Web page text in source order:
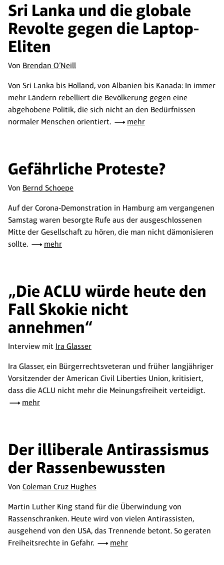
Sri Lanka und die globale
Revolte gegen die Laptop-
Eliten
Von Brendan O’Neill
Von Sri Lanka bis Holland, von Albanien bis Kanada: In immer
mehr Ländern rebelliert die Bevölkerung gegen eine
abgehobene Politik, die sich nicht an den Bedürfnissen
normaler Menschen orientiert.
mehr
Gefährliche Proteste?
Von Bernd Schoepe
Auf der Corona-Demonstration in Hamburg am vergangenen
Samstag waren besorgte Rufe aus der ausgeschlossenen
Mitte der Gesellschaft zu hören, die man nicht dämonisieren
sollte.
mehr
„Die ACLU würde heute den
Fall Skokie nicht
annehmen“
Interview mit Ira Glasser
Ira Glasser, ein Bürgerrechtsveteran und früher langjähriger
Vorsitzender der American Civil Liberties Union, kritisiert,
dass die ACLU nicht mehr die Meinungsfreiheit verteidigt.
mehr
Der illiberale Antirassismus
der Rassenbewussten
Von Coleman Cruz Hughes
Martin Luther King stand für die Überwindung von
Rassenschranken. Heute wird von vielen Antirassisten,
ausgehend von den USA, das Trennende betont. So geraten
Freiheitsrechte in Gefahr.
mehr